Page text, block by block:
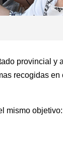
provincial y
recogidas en
mismo objetivo: